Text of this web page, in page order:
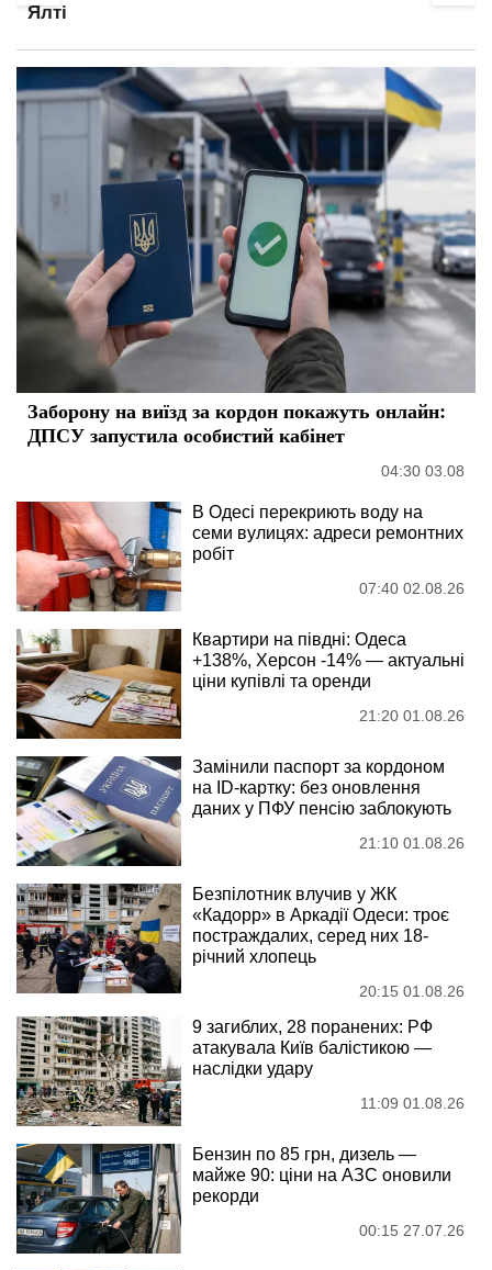
фото
Заборону на виїзд за кордон покажуть онлайн:
ДПСУ запустила особистий кабінет
04:30 03.08
В Одесі перекриють воду на
семи вулицях: адреси ремонтних
робіт
07:40 02.08.26
Квартири на півдні: Одеса
+138%, Херсон -14% — актуальні
ціни купівлі та оренди
21:20 01.08.26
Замінили паспорт за кордоном
на ID-картку: без оновлення
даних у ПФУ пенсію заблокують
21:10 01.08.26
Безпілотник влучив у ЖК
«Кадорр» в Аркадії Одеси: троє
постраждалих, серед них 18-
річний хлопець
20:15 01.08.26
9 загиблих, 28 поранених: РФ
атакувала Київ балістикою —
наслідки удару
11:09 01.08.26
Бензин по 85 грн, дизель —
майже 90: ціни на АЗС оновили
рекорди
00:15 27.07.26